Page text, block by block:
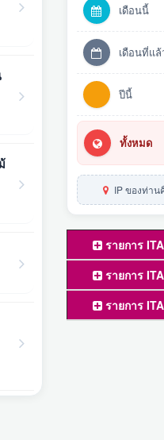
เดือนนี้
เดือนที่แล้
ปีนี้
ทั้งหมด
IP ของท่า
รายการ
รายการ
รายการ